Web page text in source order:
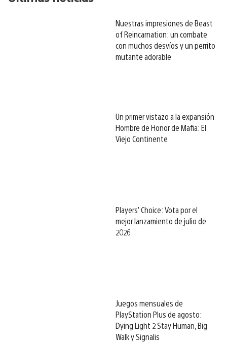
Nuestras impresiones de Beast
of Reincarnation: un combate
con muchos desvíos y un perrito
mutante adorable
Un primer vistazo a la expansión
Hombre de Honor de Mafia: El
Viejo Continente
Players’ Choice: Vota por el
mejor lanzamiento de julio de
2026
Juegos mensuales de
PlayStation Plus de agosto:
Dying Light 2 Stay Human, Big
Walk y Signalis